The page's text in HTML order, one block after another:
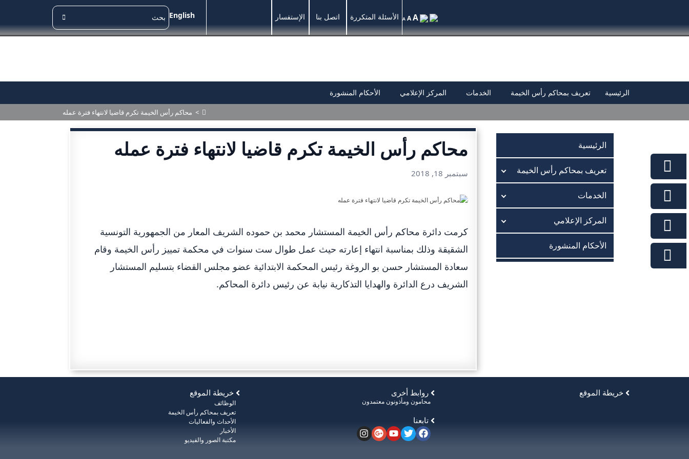
English الإستفسار اتصل بنا الأسئلة المتكررة A AA
الرئيسية تعريف بمحاكم رأس الخيمة الخدمات المركز الإعلامي الأحكام المنشورة
> محاكم رأس الخيمة تكرم قاضيا لانتهاء فترة عمله
الرئيسية
تعريف بمحاكم رأس الخيمة
الخدمات
المركز الإعلامي
الأحكام المنشورة
محاكم رأس الخيمة تكرم قاضيا لانتهاء فترة عمله
سبتمبر 18, 2018
كرمت دائرة محاكم رأس الخيمة المستشار محمد بن حموده الشريف المعار من الجمهورية التونسية
الشقيقة وذلك بمناسبة انتهاء إعارته حيث عمل طوال ست سنوات في محكمة تمييز رأس الخيمة وقام
سعادة المستشار حسن بو الروغة رئيس المحكمة الابتدائية عضو مجلس القضاء بتسليم المستشار
الشريف درع الدائرة والهدايا التذكارية نيابة عن رئيس دائرة المحاكم.
خريطة الموقع
الوظائف
تعريف بمحاكم رأس الخيمة
الأحداث والفعاليات
الأخبار
مكتبة الصور والفيديو
روابط أخرى
محامون ومأذونون معتمدون
تابعنا
خريطة الموقع